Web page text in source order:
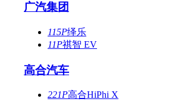
广汽集团
115P绎乐
11P祺智 EV
高合汽车
221P高合HiPhi X